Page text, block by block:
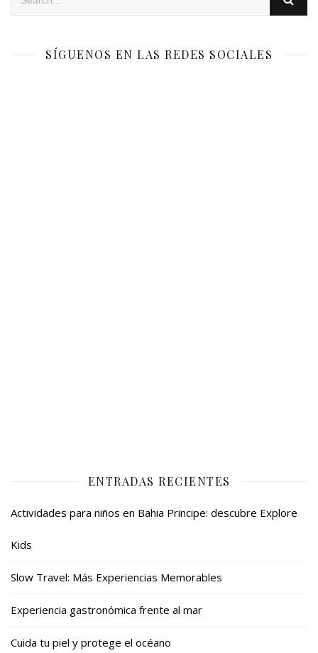
SÍGUENOS EN LAS REDES SOCIALES
ENTRADAS RECIENTES
Actividades para niños en Bahia Principe: descubre Explore
Kids
Slow Travel: Más Experiencias Memorables
Experiencia gastronómica frente al mar
Cuida tu piel y protege el océano